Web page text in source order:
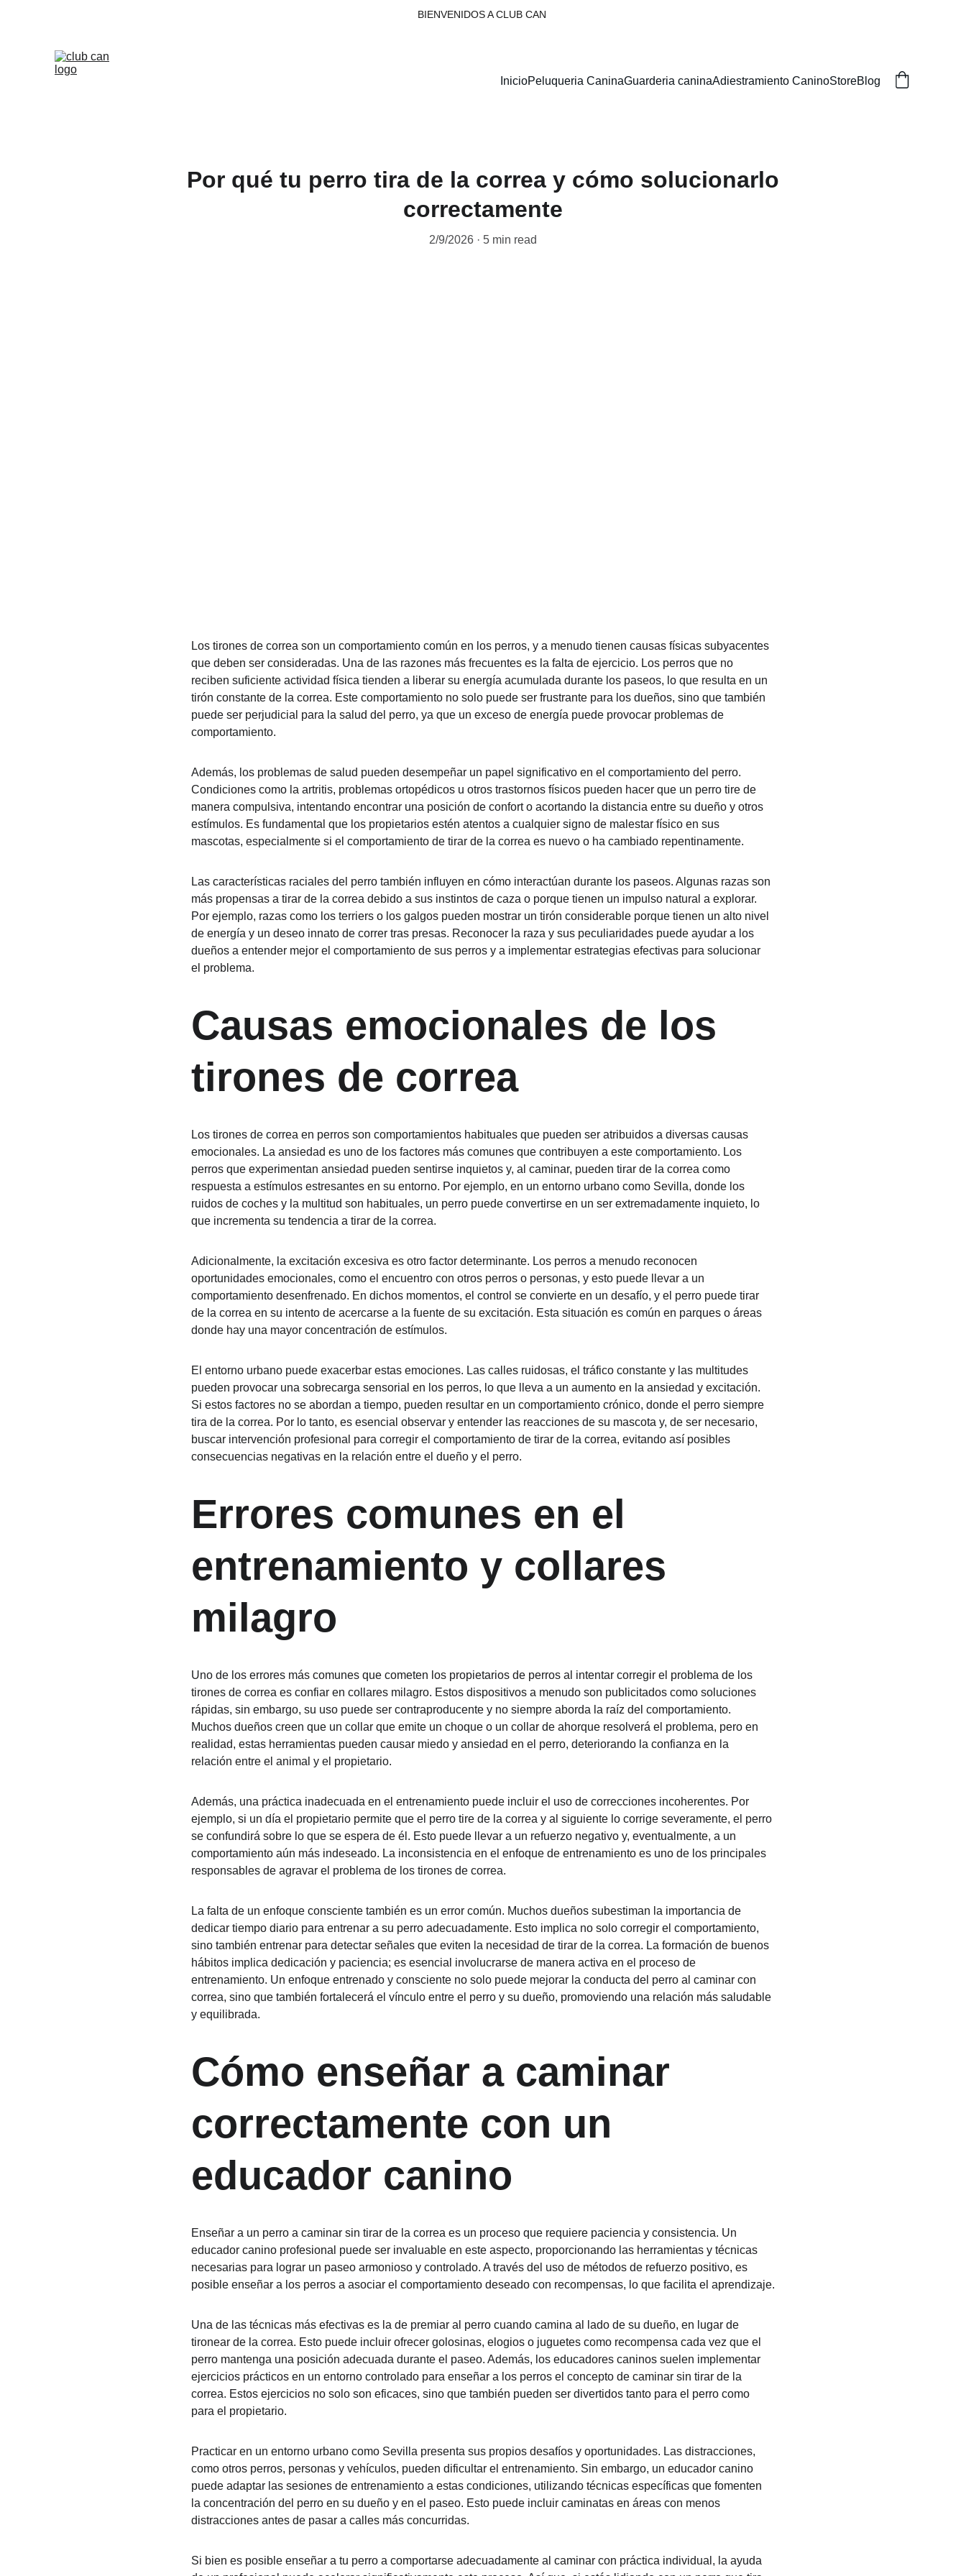
BIENVENIDOS A CLUB CAN
InicioPeluqueria CaninaGuarderia caninaAdiestramiento CaninoStoreBlog
Por qué tu perro tira de la correa y cómo solucionarlo
correctamente
2/9/2026 5 min read
Los tirones de correa son un comportamiento común en los perros, y a menudo tienen causas físicas subyacentes
que deben ser consideradas. Una de las razones más frecuentes es la falta de ejercicio. Los perros que no
reciben suficiente actividad física tienden a liberar su energía acumulada durante los paseos, lo que resulta en un
tirón constante de la correa. Este comportamiento no solo puede ser frustrante para los dueños, sino que también
puede ser perjudicial para la salud del perro, ya que un exceso de energía puede provocar problemas de
comportamiento.
Además, los problemas de salud pueden desempeñar un papel significativo en el comportamiento del perro.
Condiciones como la artritis, problemas ortopédicos u otros trastornos físicos pueden hacer que un perro tire de
manera compulsiva, intentando encontrar una posición de confort o acortando la distancia entre su dueño y otros
estímulos. Es fundamental que los propietarios estén atentos a cualquier signo de malestar físico en sus
mascotas, especialmente si el comportamiento de tirar de la correa es nuevo o ha cambiado repentinamente.
Las características raciales del perro también influyen en cómo interactúan durante los paseos. Algunas razas son
más propensas a tirar de la correa debido a sus instintos de caza o porque tienen un impulso natural a explorar.
Por ejemplo, razas como los terriers o los galgos pueden mostrar un tirón considerable porque tienen un alto nivel
de energía y un deseo innato de correr tras presas. Reconocer la raza y sus peculiaridades puede ayudar a los
dueños a entender mejor el comportamiento de sus perros y a implementar estrategias efectivas para solucionar
el problema.
Causas emocionales de los
tirones de correa
Los tirones de correa en perros son comportamientos habituales que pueden ser atribuidos a diversas causas
emocionales. La ansiedad es uno de los factores más comunes que contribuyen a este comportamiento. Los
perros que experimentan ansiedad pueden sentirse inquietos y, al caminar, pueden tirar de la correa como
respuesta a estímulos estresantes en su entorno. Por ejemplo, en un entorno urbano como Sevilla, donde los
ruidos de coches y la multitud son habituales, un perro puede convertirse en un ser extremadamente inquieto, lo
que incrementa su tendencia a tirar de la correa.
Adicionalmente, la excitación excesiva es otro factor determinante. Los perros a menudo reconocen
oportunidades emocionales, como el encuentro con otros perros o personas, y esto puede llevar a un
comportamiento desenfrenado. En dichos momentos, el control se convierte en un desafío, y el perro puede tirar
de la correa en su intento de acercarse a la fuente de su excitación. Esta situación es común en parques o áreas
donde hay una mayor concentración de estímulos.
El entorno urbano puede exacerbar estas emociones. Las calles ruidosas, el tráfico constante y las multitudes
pueden provocar una sobrecarga sensorial en los perros, lo que lleva a un aumento en la ansiedad y excitación.
Si estos factores no se abordan a tiempo, pueden resultar en un comportamiento crónico, donde el perro siempre
tira de la correa. Por lo tanto, es esencial observar y entender las reacciones de su mascota y, de ser necesario,
buscar intervención profesional para corregir el comportamiento de tirar de la correa, evitando así posibles
consecuencias negativas en la relación entre el dueño y el perro.
Errores comunes en el
entrenamiento y collares
milagro
Uno de los errores más comunes que cometen los propietarios de perros al intentar corregir el problema de los
tirones de correa es confiar en collares milagro. Estos dispositivos a menudo son publicitados como soluciones
rápidas, sin embargo, su uso puede ser contraproducente y no siempre aborda la raíz del comportamiento.
Muchos dueños creen que un collar que emite un choque o un collar de ahorque resolverá el problema, pero en
realidad, estas herramientas pueden causar miedo y ansiedad en el perro, deteriorando la confianza en la
relación entre el animal y el propietario.
Además, una práctica inadecuada en el entrenamiento puede incluir el uso de correcciones incoherentes. Por
ejemplo, si un día el propietario permite que el perro tire de la correa y al siguiente lo corrige severamente, el perro
se confundirá sobre lo que se espera de él. Esto puede llevar a un refuerzo negativo y, eventualmente, a un
comportamiento aún más indeseado. La inconsistencia en el enfoque de entrenamiento es uno de los principales
responsables de agravar el problema de los tirones de correa.
La falta de un enfoque consciente también es un error común. Muchos dueños subestiman la importancia de
dedicar tiempo diario para entrenar a su perro adecuadamente. Esto implica no solo corregir el comportamiento,
sino también entrenar para detectar señales que eviten la necesidad de tirar de la correa. La formación de buenos
hábitos implica dedicación y paciencia; es esencial involucrarse de manera activa en el proceso de
entrenamiento. Un enfoque entrenado y consciente no solo puede mejorar la conducta del perro al caminar con
correa, sino que también fortalecerá el vínculo entre el perro y su dueño, promoviendo una relación más saludable
y equilibrada.
Cómo enseñar a caminar
correctamente con un
educador canino
Enseñar a un perro a caminar sin tirar de la correa es un proceso que requiere paciencia y consistencia. Un
educador canino profesional puede ser invaluable en este aspecto, proporcionando las herramientas y técnicas
necesarias para lograr un paseo armonioso y controlado. A través del uso de métodos de refuerzo positivo, es
posible enseñar a los perros a asociar el comportamiento deseado con recompensas, lo que facilita el aprendizaje.
Una de las técnicas más efectivas es la de premiar al perro cuando camina al lado de su dueño, en lugar de
tironear de la correa. Esto puede incluir ofrecer golosinas, elogios o juguetes como recompensa cada vez que el
perro mantenga una posición adecuada durante el paseo. Además, los educadores caninos suelen implementar
ejercicios prácticos en un entorno controlado para enseñar a los perros el concepto de caminar sin tirar de la
correa. Estos ejercicios no solo son eficaces, sino que también pueden ser divertidos tanto para el perro como
para el propietario.
Practicar en un entorno urbano como Sevilla presenta sus propios desafíos y oportunidades. Las distracciones,
como otros perros, personas y vehículos, pueden dificultar el entrenamiento. Sin embargo, un educador canino
puede adaptar las sesiones de entrenamiento a estas condiciones, utilizando técnicas específicas que fomenten
la concentración del perro en su dueño y en el paseo. Esto puede incluir caminatas en áreas con menos
distracciones antes de pasar a calles más concurridas.
Si bien es posible enseñar a tu perro a comportarse adecuadamente al caminar con práctica individual, la ayuda